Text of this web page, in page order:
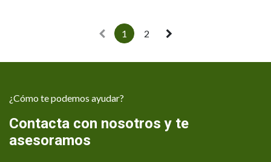
1 2
¿Cómo te podemos ayudar?
Contacta con nosotros y te
asesoramos